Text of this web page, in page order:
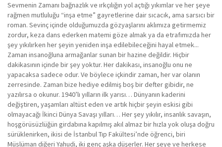
Sevmenin Zamanı bağnazlık ve ırkçılığın yol açtığı yıkımlar ve her şeye
rağmen mutluluğu “inşa etme” gayretlerine dair sıcacık, ama sarsıcı bir
roman. Sevinç içinde olduğumuzda gözyaşlarını aklımıza getirmemiz
zordur, keza dans ederken matemi göze almak ya da etrafımızda her
şey yıkılırken her şeyin yeniden inşa edilebileceğini hayal etmek...
Zaman insanoğluna armağanlar sunan bir hazine değildir. Hiçbir
dakikasının içinde bir şey yoktur. Her dakikası, insanoğlu onu ne
yapacaksa sadece odur. Ve böylece içkindir zaman, her var olanın
zerresinde. Zaman bize hediye edilmiş boş bir defter gibidir, ne
yazılırsa o okunur. 1940’lı yılların ilk yarısı… Dünyanın kaderini
değiştiren, yaşamları altüst eden ve artık hiçbir şeyin eskisi gibi
olmayacağı İkinci Dünya Savaşı yılları… Her şey yıkılır, insanlık savaşın,
hoşgörüsüzlüğün girdabına kapılmış akıl almaz bir hızla yok oluşa doğru
sürüklenirken, ikisi de İstanbul Tıp Fakültesi’nde öğrenci, biri
Müslüman diğeri Yahudi, iki genç aşka düşerler. Her şeye ve herkese